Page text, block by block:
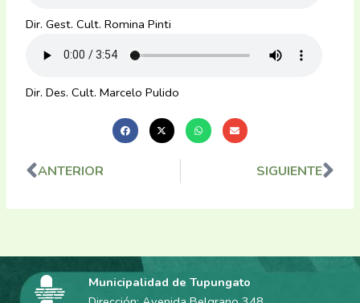
Dir. Gest. Cult. Romina Pinti
Dir. Des. Cult. Marcelo Pulido
Ant
ANTERIOR SIGUIENTE
Municipalidad de Tupungato